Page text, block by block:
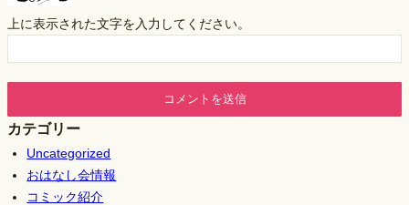
上に表示された文字を入力してください。
カテゴリー
Uncategorized
おはなし会情報
コミック紹介